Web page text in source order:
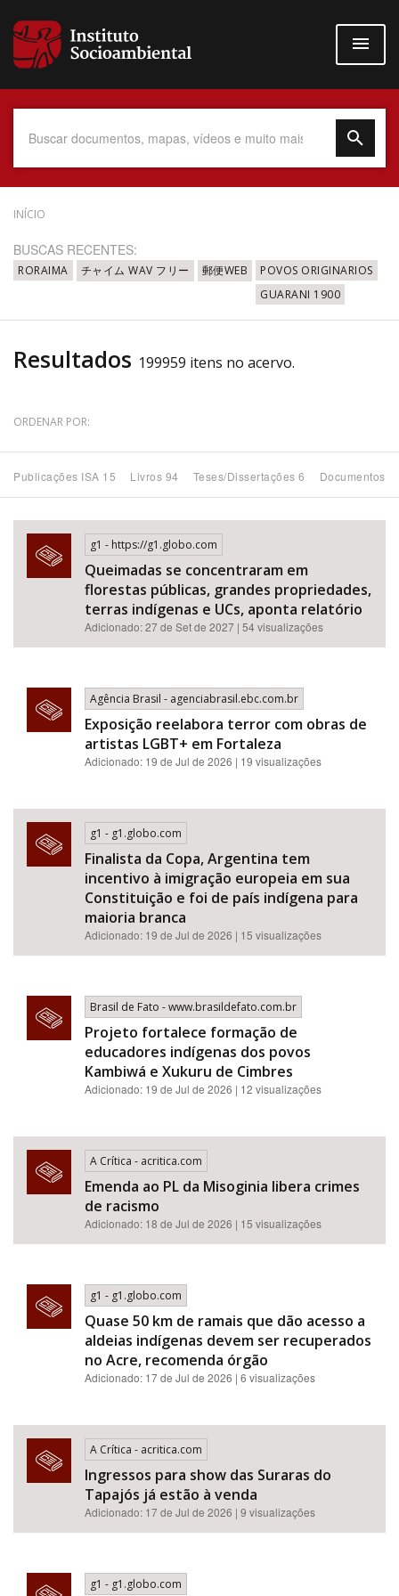
para
conteúdo
Data do Documento
Tema
Subtema
Área de Levantamento
Área Protegida
INÍCIO
BUSCAS RECENTES:
RORAIMA チャイム WAV フリー 郵便WEB
POVOS ORIGINARIOS
GUARANI 1900
Resultados 199959 itens no acervo.
ORDENAR POR:
Publicações ISA 15 Livros 94 Teses/Dissertações 6 Documentos
g1 - https://g1.globo.com
Queimadas se concentraram em
florestas públicas, grandes propriedades,
terras indígenas e UCs, aponta relatório
Adicionado: 27 de Set de 2027 | 54 visualizações
Agência Brasil - agenciabrasil.ebc.com.br
Exposição reelabora terror com obras de
artistas LGBT+ em Fortaleza
Adicionado: 19 de Jul de 2026 | 19 visualizações
g1 - g1.globo.com
Finalista da Copa, Argentina tem
incentivo à imigração europeia em sua
Constituição e foi de país indígena para
maioria branca
Adicionado: 19 de Jul de 2026 | 15 visualizações
Brasil de Fato - www.brasildefato.com.br
Projeto fortalece formação de
educadores indígenas dos povos
Kambiwá e Xukuru de Cimbres
Adicionado: 19 de Jul de 2026 | 12 visualizações
A Crítica - acritica.com
Emenda ao PL da Misoginia libera crimes
de racismo​​​​​​​​​​​​​​​​​​​​​​​​​​​​​​​​​​​​​​​​​​
Adicionado: 18 de Jul de 2026 | 15 visualizações
g1 - g1.globo.com
Quase 50 km de ramais que dão acesso a
aldeias indígenas devem ser recuperados
no Acre, recomenda órgão
Adicionado: 17 de Jul de 2026 | 6 visualizações
A Crítica - acritica.com
Ingressos para show das Suraras do
Tapajós já estão à venda
Adicionado: 17 de Jul de 2026 | 9 visualizações
g1 - g1.globo.com